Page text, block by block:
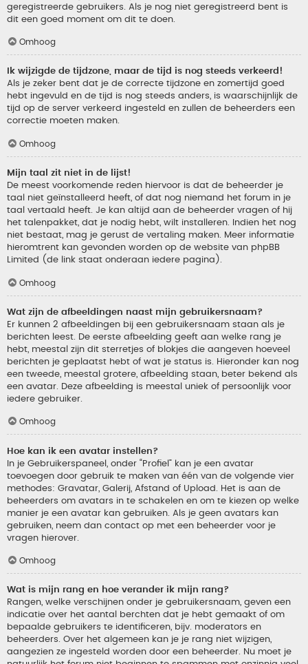
geregistreerde gebruikers. Als je nog niet geregistreerd bent is
dit een goed moment om dit te doen.
Omhoog
Ik wijzigde de tijdzone, maar de tijd is nog steeds verkeerd!
Als je zeker bent dat je de correcte tijdzone en zomertijd goed
hebt ingevuld en de tijd is nog steeds anders, is waarschijnlijk de
tijd op de server verkeerd ingesteld en zullen de beheerders een
correctie moeten maken.
Omhoog
Mijn taal zit niet in de lijst!
De meest voorkomende reden hiervoor is dat de beheerder je
taal niet geïnstalleerd heeft, of dat nog niemand het forum in je
taal vertaald heeft. Je kan altijd aan de beheerder vragen of hij
het talenpakket, dat je nodig hebt, wilt installeren. Indien het nog
niet bestaat, mag je gerust de vertaling maken. Meer informatie
hieromtrent kan gevonden worden op de website van phpBB
Limited (de link staat onderaan iedere pagina).
Omhoog
Wat zijn de afbeeldingen naast mijn gebruikersnaam?
Er kunnen 2 afbeeldingen bij een gebruikersnaam staan als je
berichten leest. De eerste afbeelding geeft aan welke rang je
hebt, meestal zijn dit sterretjes of blokjes die aangeven hoeveel
berichten je geplaatst hebt of wat je status is. Hieronder kan nog
een tweede, meestal grotere, afbeelding staan, beter bekend als
een avatar. Deze afbeelding is meestal uniek of persoonlijk voor
iedere gebruiker.
Omhoog
Hoe kan ik een avatar instellen?
In je Gebruikerspaneel, onder “Profiel” kan je een avatar
toevoegen door gebruik te maken van één van de volgende vier
methodes: Gravatar, Galerij, Afstand of Upload. Het is aan de
beheerders om avatars in te schakelen en om te kiezen op welke
manier je een avatar kan gebruiken. Als je geen avatars kan
gebruiken, neem dan contact op met een beheerder voor je
vragen hierover.
Omhoog
Wat is mijn rang en hoe verander ik mijn rang?
Rangen, welke verschijnen onder je gebruikersnaam, geven een
indicatie over het aantal berchten dat je hebt gemaakt of om
bepaalde gebruikers te identificeren, bijv. moderators en
beheerders. Over het algemeen kan je je rang niet wijzigen,
aangezien ze ingesteld worden door een beheerder. Nu moet je